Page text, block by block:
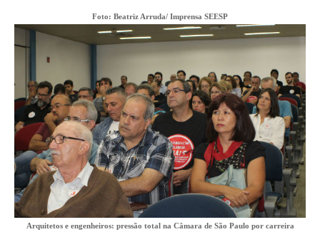
CONSULTORIA
ACORDOS, CONVENÇÕES E DISSÍDIOS
CONTRIBUIÇÕES
CONTRIBUIÇÃO ASSISTENCIAL
CONTRIBUIÇÃO ASSOCIATIVA OU ANUIDADE DE SÓCIO
CONTRIBUIÇÃO SINDICAL URBANA
REVISÃO DE APOSENTADORIA
FGTS EXPURGOS
Foto: Beatriz Arruda/ Imprensa SEESP
Arquitetos e engenheiros: pressão total na Câmara de São Paulo por carreira